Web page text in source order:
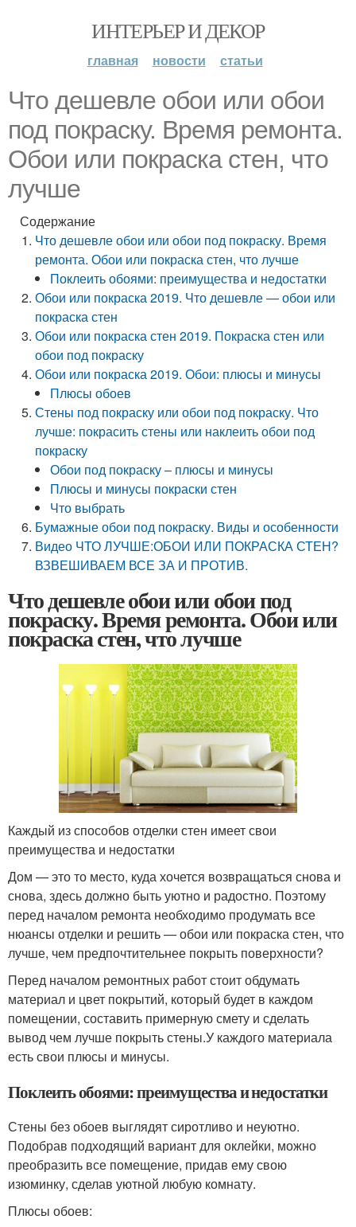
ИНТЕРЬЕР И ДЕКОР
главная новости статьи
Что дешевле обои или обои
под покраску. Время ремонта.
Обои или покраска стен, что
лучше
Содержание
Что дешевле обои или обои под покраску. Время
ремонта. Обои или покраска стен, что лучше
Поклеить обоями: преимущества и недостатки
Обои или покраска 2019. Что дешевле — обои или
покраска стен
Обои или покраска стен 2019. Покраска стен или
обои под покраску
Обои или покраска 2019. Обои: плюсы и минусы
Плюсы обоев
Стены под покраску или обои под покраску. Что
лучше: покрасить стены или наклеить обои под
покраску
Обои под покраску – плюсы и минусы
Плюсы и минусы покраски стен
Что выбрать
Бумажные обои под покраску. Виды и особенности
Видео ЧТО ЛУЧШЕ:ОБОИ ИЛИ ПОКРАСКА СТЕН?
ВЗВЕШИВАЕМ ВСЕ ЗА И ПРОТИВ.
Что дешевле обои или обои под
покраску. Время ремонта. Обои или
покраска стен, что лучше
Каждый из способов отделки стен имеет свои
преимущества и недостатки
Дом — это то место, куда хочется возвращаться снова и
снова, здесь должно быть уютно и радостно. Поэтому
перед началом ремонта необходимо продумать все
нюансы отделки и решить — обои или покраска стен, что
лучше, чем предпочтительнее покрыть поверхности?
Перед началом ремонтных работ стоит обдумать
материал и цвет покрытий, который будет в каждом
помещении, составить примерную смету и сделать
вывод чем лучше покрыть стены.У каждого материала
есть свои плюсы и минусы.
Поклеить обоями: преимущества и недостатки
Стены без обоев выглядят сиротливо и неуютно.
Подобрав подходящий вариант для оклейки, можно
преобразить все помещение, придав ему свою
изюминку, сделав уютной любую комнату.
Плюсы обоев: